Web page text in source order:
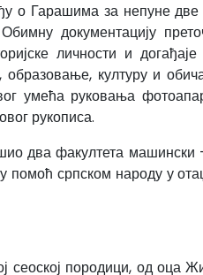
о Гарашима за непуне
документацију
личности и
образовање, културу и
умећа руковања
рукописа.
два факултета
српском народу у
сеоској породици, од